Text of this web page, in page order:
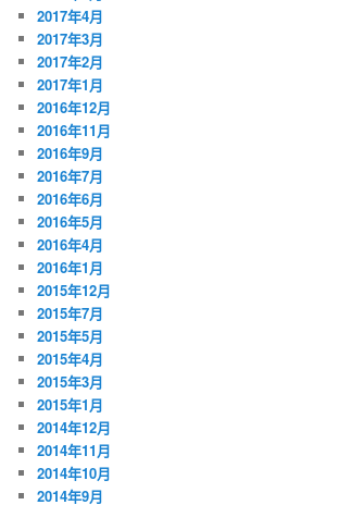
2017年4月
2017年3月
2017年2月
2017年1月
2016年12月
2016年11月
2016年9月
2016年7月
2016年6月
2016年5月
2016年4月
2016年1月
2015年12月
2015年7月
2015年5月
2015年4月
2015年3月
2015年1月
2014年12月
2014年11月
2014年10月
2014年9月